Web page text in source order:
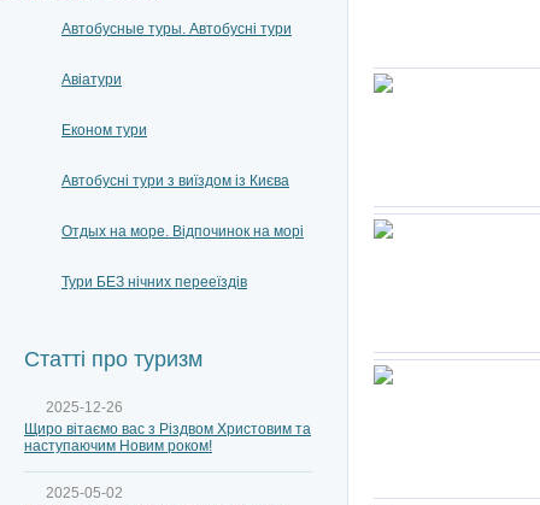
Автобусные туры. Автобусні тури
Авіатури
Економ тури
Автобусні тури з виїздом із Києва
Отдых на море. Відпочинок на морі
Тури БЕЗ нічних перееїздів
Статті про туризм
2025-12-26
Щиро вітаємо вас з Різдвом Христовим та
наступаючим Новим роком!
2025-05-02